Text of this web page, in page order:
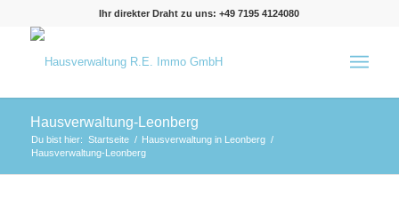
Ihr direkter Draht zu uns: +49 7195 4124080
Hausverwaltung-Leonberg
Du bist hier: Startseite / Hausverwaltung in Leonberg /
Hausverwaltung-Leonberg